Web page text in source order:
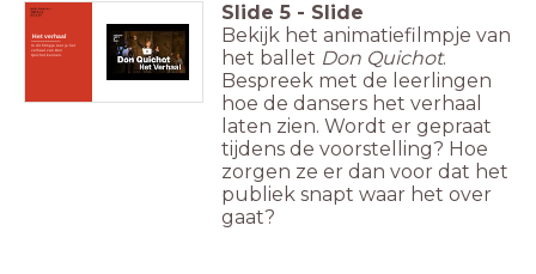
Het verhaal
In dit filmpje leer je het
verhaal vanDon
Quichot kennen.
____________
Slide 5 - Slide
Bekijk het animatiefilmpje van
het ballet Don Quichot.
Bespreek met de leerlingen
hoe de dansers het verhaal
laten zien. Wordt er gepraat
tijdens de voorstelling? Hoe
zorgen ze er dan voor dat het
publiek snapt waar het over
gaat?